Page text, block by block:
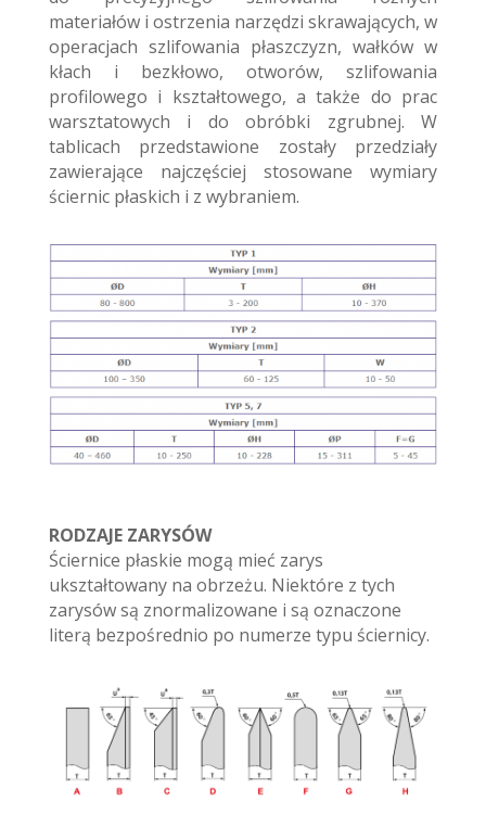
materiałów i ostrzenia narzędzi skrawających, w
operacjach szlifowania płaszczyzn, wałków w
kłach i bezkłowo, otworów, szlifowania
profilowego i kształtowego, a także do prac
warsztatowych i do obróbki zgrubnej. W
tablicach przedstawione zostały przedziały
zawierające najczęściej stosowane wymiary
ściernic płaskich i z wybraniem.
RODZAJE ZARYSÓW
Ściernice płaskie mogą mieć zarys
ukształtowany na obrzeżu. Niektóre z tych
zarysów są znormalizowane i są oznaczone
literą bezpośrednio po numerze typu ściernicy.